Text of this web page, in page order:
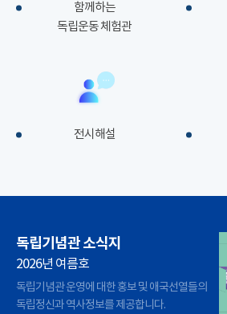
함께하는
독립운동 체험관
전시해설
독립기념관 소식지
2026년 여름호
독립기념관 운영에 대한 홍보 및 애국선열들의
독립정신과 역사정보를 제공합니다.